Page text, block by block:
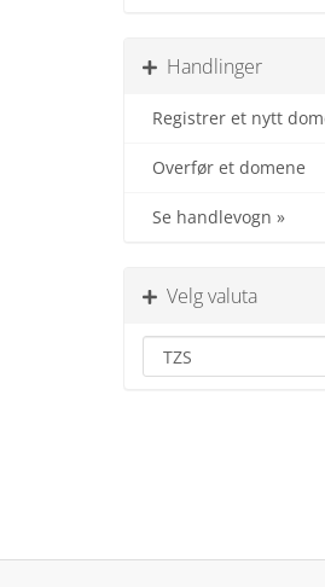
Handlinger
Registrer et nytt
Overfør et domene
Se handlevogn »
Velg valuta